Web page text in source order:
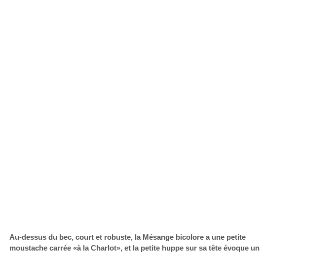
Au-dessus du bec, court et robuste, la Mésange bicolore a une petite
moustache carrée «à la Charlot», et la petite huppe sur sa tête évoque un